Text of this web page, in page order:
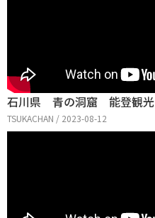
石川県 青の洞窟 能登観光
TSUKACHAN / 2023-08-12